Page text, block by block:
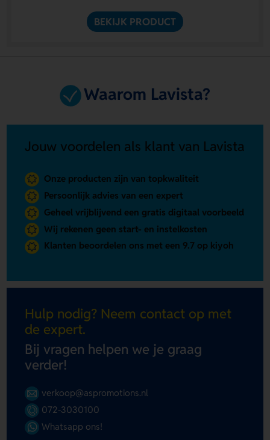
BEKIJK PRODUCT
Waarom Lavista?
Jouw voordelen als klant van Lavista
Onze producten zijn van topkwaliteit
Persoonlijk advies van een expert
Geheel vrijblijvend een gratis digitaal voorbeeld
Wij rekenen geen start- en instelkosten
Klanten beoordelen ons met een 9.7 op kiyoh
Hulp nodig? Neem contact op met
de expert.
Bij vragen helpen we je graag
verder!
verkoop@aspromotions.nl
072-3030100
Whatsapp ons!